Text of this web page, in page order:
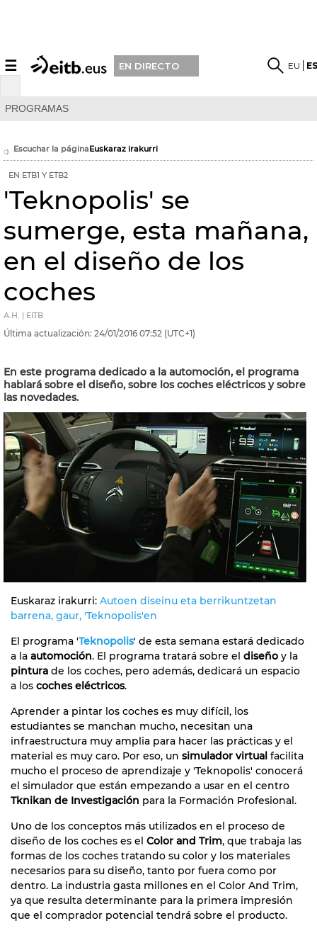
☰ EN DIRECTO EU
PROGRAMAS
Escuchar la páginaEuskaraz irakurri
EN ETB1 Y ETB2
'Teknopolis' se
sumerge, esta mañana,
en el diseño de los
coches
A.H. | EITB
Última actualización: 24/01/2016 07:52 (UTC+1)
En este programa dedicado a la automoción, el programa
hablará sobre el diseño, sobre los coches eléctricos y sobre
las novedades.
Euskaraz irakurri: Autoen diseinu eta berrikuntzetan
barrena, gaur, 'Teknopolis'en
El programa 'Teknopolis' de esta semana estará dedicado
a la automoción. El programa tratará sobre el diseño y la
pintura de los coches, pero además, dedicará un espacio
a los coches eléctricos.
Aprender a pintar los coches es muy difícil, los
estudiantes se manchan mucho, necesitan una
infraestructura muy amplia para hacer las prácticas y el
material es muy caro. Por eso, un simulador virtual facilita
mucho el proceso de aprendizaje y 'Teknopolis' conocerá
el simulador que están empezando a usar en el centro
Tknikan de Investigación para la Formación Profesional.
Uno de los conceptos más utilizados en el proceso de
diseño de los coches es el Color and Trim, que trabaja las
formas de los coches tratando su color y los materiales
necesarios para su diseño, tanto por fuera como por
dentro. La industria gasta millones en el Color And Trim,
ya que resulta determinante para la primera impresión
que el comprador potencial tendrá sobre el producto.